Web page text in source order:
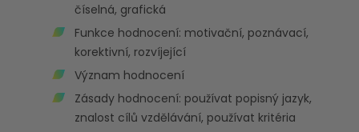
číselná, grafická
Funkce hodnocení: motivační, poznávací,
korektivní, rozvíjející
Význam hodnocení
Zásady hodnocení: používat popisný jazyk,
znalost cílů vzdělávání, používat kritéria